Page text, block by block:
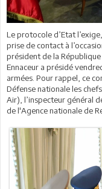
Le protocole d’Etat
prise de contact à
président de la
Ennaceur a présidé
armées. Pour rappel, ce
Défense nationale les
Air), l’inspecteur général
de l'Agence nationale de